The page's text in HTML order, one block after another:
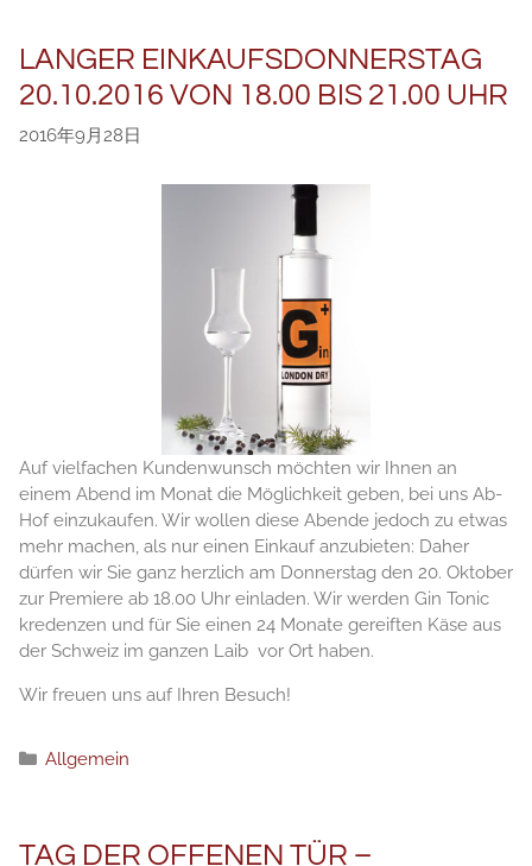
LANGER EINKAUFSDONNERSTAG
20.10.2016 VON 18.00 BIS 21.00 UHR
2016年9月28日
Auf vielfachen Kundenwunsch möchten wir Ihnen an
einem Abend im Monat die Möglichkeit geben, bei uns Ab-
Hof einzukaufen. Wir wollen diese Abende jedoch zu etwas
mehr machen, als nur einen Einkauf anzubieten: Daher
dürfen wir Sie ganz herzlich am Donnerstag den 20. Oktober
zur Premiere ab 18.00 Uhr einladen. Wir werden Gin Tonic
kredenzen und für Sie einen 24 Monate gereiften Käse aus
der Schweiz im ganzen Laib vor Ort haben.
Wir freuen uns auf Ihren Besuch!
分
Allgemein
TAG DER OFFENEN TÜR –